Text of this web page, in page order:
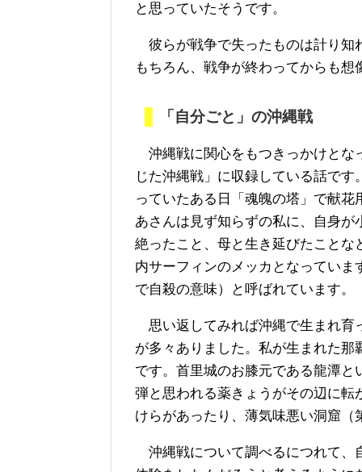
と思っていたそうです。
彼らが戦争で失ったものは計り知
もちろん、戦争が終わってからも
「自分ごと」の沖縄戦
沖縄戦に関心をもつきっかけとな
じた沖縄戦」に収録している話で
っていたある日「魂魄の塔」で献
あさんは見ず知らずの私に、自身
絶ったこと、母と生き延びたこと
内サーフィンのメッカとなってい
で自殺の意味）と呼ばれています。
思い返してみれば沖縄で生まれ育
が多々ありました。私が生まれた
です。首里城のお膝元である龍潭
弾と思われる薬きょうがその辺に
けらがあったり、薄気味悪い洞窟
沖縄戦について調べるにつれて、